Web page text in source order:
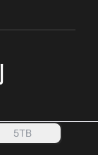
5TB